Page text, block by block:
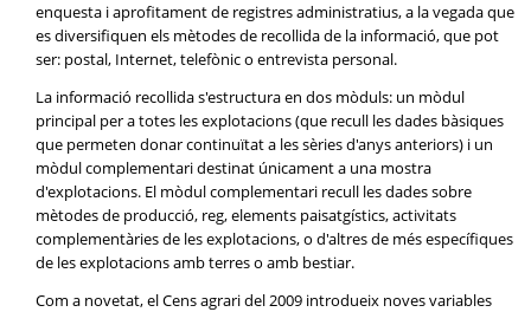
enquesta i aprofitament de registres administratius, a la vegada que
es diversifiquen els mètodes de recollida de la informació, que pot
ser: postal, Internet, telefònic o entrevista personal.
La informació recollida s'estructura en dos mòduls: un mòdul
principal per a totes les explotacions (que recull les dades bàsiques
que permeten donar continuïtat a les sèries d'anys anteriors) i un
mòdul complementari destinat únicament a una mostra
d'explotacions. El mòdul complementari recull les dades sobre
mètodes de producció, reg, elements paisatgístics, activitats
complementàries de les explotacions, o d'altres de més específiques
de les explotacions amb terres o amb bestiar.
Com a novetat, el Cens agrari del 2009 introdueix noves variables